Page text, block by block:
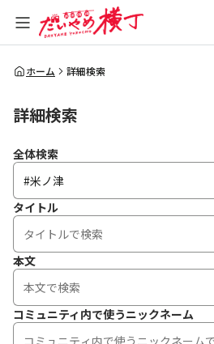
全体検索
ホーム 詳細検索
詳細検索
全体検索
タイトル
本文
コミュニティ内で使うニックネーム